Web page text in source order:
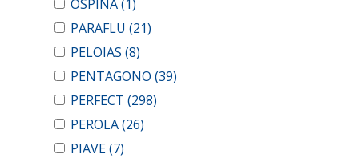
OSPINA(1)
PARAFLU (21)
PELOIAS (8)
PENTAGONO (39)
PERFECT (298)
PEROLA(26)
PIAVE(7)